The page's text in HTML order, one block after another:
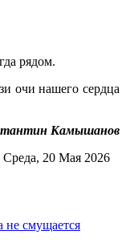
рядом.
очи нашего сердца
Камышанов
Среда, 20 Мая 2026
не смущается